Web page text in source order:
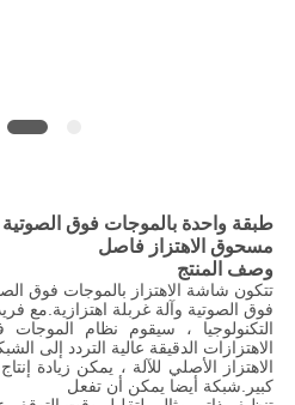
طبقة واحدة بالموجات فوق الصوتية
مسحوق الاهتزاز فاصل
وصف المنتج
تتكون شاشة الاهتزاز بالموجات فوق
فوق الصوتية وآلة غربلة اهتزازية.مع
الاهتزازات الدقيقة عالية التردد إلى
الاهتزاز الأصلي للآلة ، يمكن زيادة
كبير.شبكة أيضا يمكن أن تفعل